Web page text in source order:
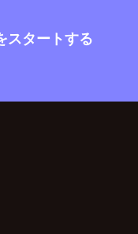
スタートする